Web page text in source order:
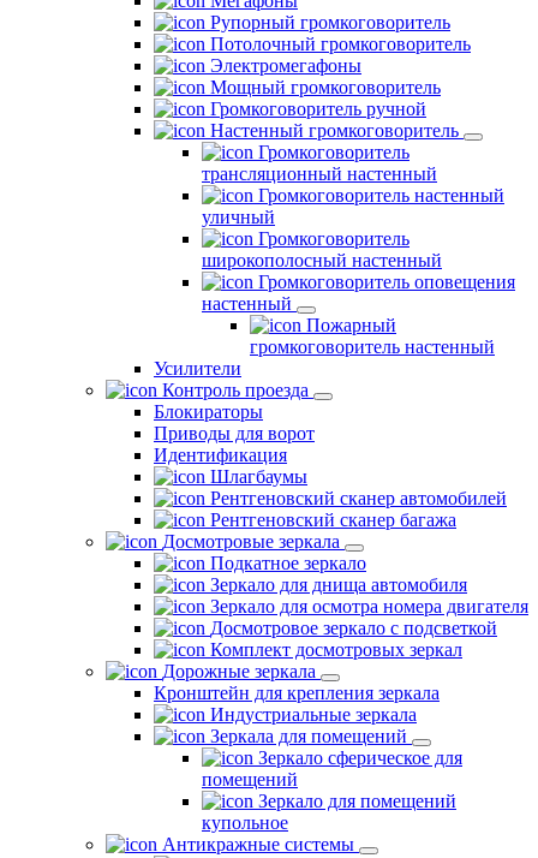
Рупорный громкоговоритель
Потолочный громкоговоритель
Электромегафоны
Мощный громкоговоритель
Громкоговоритель ручной
Настенный громкоговоритель
Громкоговоритель
трансляционный настенный
Громкоговоритель настенный
уличный
Громкоговоритель
широкополосный настенный
Громкоговоритель оповещения
настенный
Пожарный
громкоговоритель настенный
Усилители
Контроль проезда
Блокираторы
Приводы для ворот
Идентификация
Шлагбаумы
Рентгеновский сканер автомобилей
Рентгеновский сканер багажа
Досмотровые зеркала
Подкатное зеркало
Зеркало для днища автомобиля
Зеркало для осмотра номера двигателя
Досмотровое зеркало с подсветкой
Комплект досмотровых зеркал
Дорожные зеркала
Кронштейн для крепления зеркала
Индустриальные зеркала
Зеркала для помещений
Зеркало сферическое для
помещений
Зеркало для помещений
купольное
Антикражные системы